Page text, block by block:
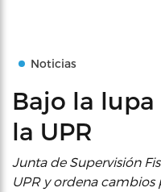
Noticias
Bajo la
la UPR
Junta de Supervisión
UPR y ordena